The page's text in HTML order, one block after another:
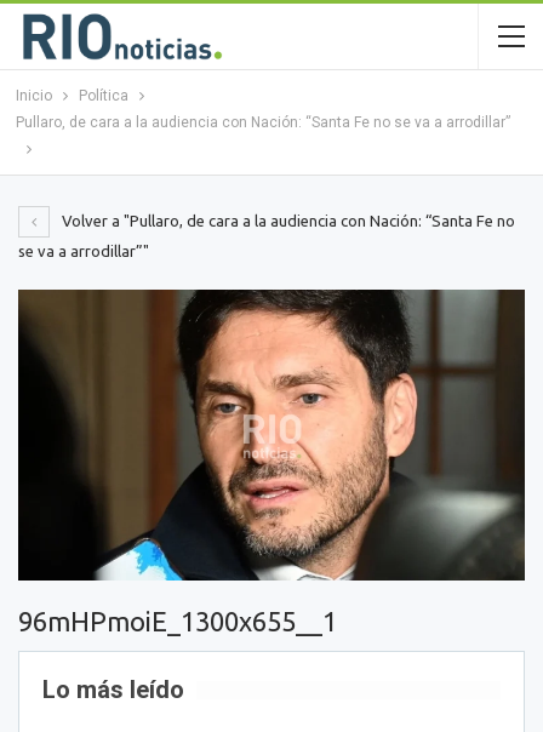
Inicio
Política
Pullaro, de cara a la audiencia con Nación: “Santa Fe no se va a arrodillar”
Volver a "Pullaro, de cara a la audiencia con Nación: “Santa Fe no
se va a arrodillar”"
96mHPmoiE_1300x655__1
Lo más leído